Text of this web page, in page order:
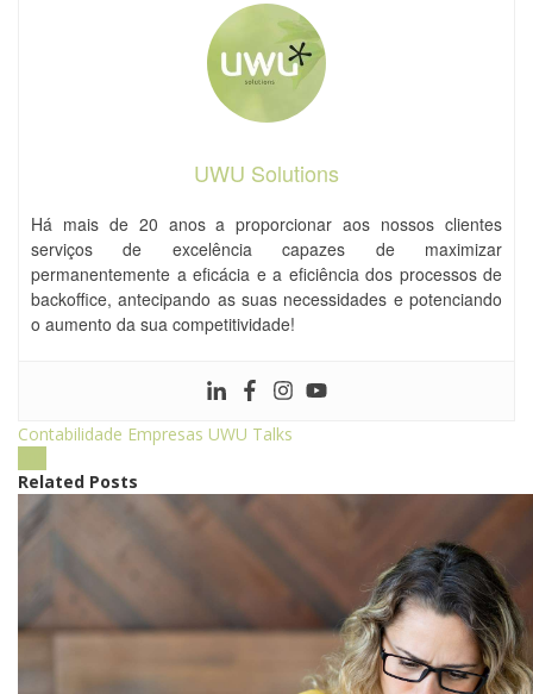
UWU Solutions
Há mais de 20 anos a proporcionar aos nossos clientes
serviços de excelência capazes de maximizar
permanentemente a eficácia e a eficiência dos processos de
backoffice, antecipando as suas necessidades e potenciando
o aumento da sua competitividade!
Contabilidade Empresas UWU Talks
Related Posts